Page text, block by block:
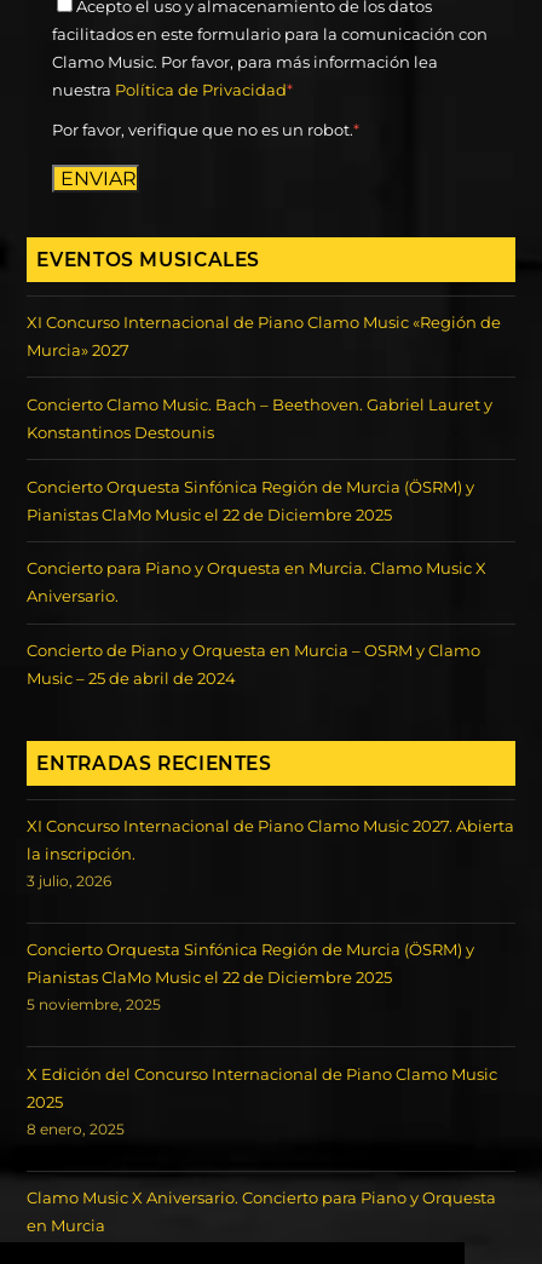
Acepto el uso y almacenamiento de los datos
facilitados en este formulario para la comunicación con
Clamo Music. Por favor, para más información lea
nuestra Política de Privacidad*
Por favor, verifique que no es un robot.*
ENVIAR
EVENTOS MUSICALES
XI Concurso Internacional de Piano Clamo Music «Región de
Murcia» 2027
Concierto Clamo Music. Bach – Beethoven. Gabriel Lauret y
Konstantinos Destounis
Concierto Orquesta Sinfónica Región de Murcia (ÖSRM) y
Pianistas ClaMo Music el 22 de Diciembre 2025
Concierto para Piano y Orquesta en Murcia. Clamo Music X
Aniversario.
Concierto de Piano y Orquesta en Murcia – OSRM y Clamo
Music – 25 de abril de 2024
ENTRADAS RECIENTES
XI Concurso Internacional de Piano Clamo Music 2027. Abierta
la inscripción.
3 julio, 2026
Concierto Orquesta Sinfónica Región de Murcia (ÖSRM) y
Pianistas ClaMo Music el 22 de Diciembre 2025
5 noviembre, 2025
X Edición del Concurso Internacional de Piano Clamo Music
2025
8 enero, 2025
Clamo Music X Aniversario. Concierto para Piano y Orquesta
en Murcia